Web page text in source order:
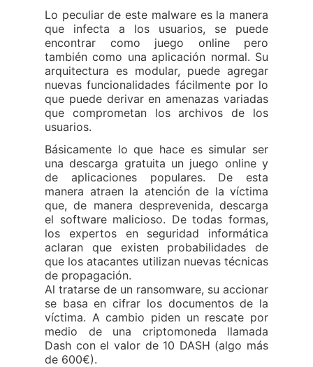
Lo peculiar de este malware es la manera
que infecta a los usuarios, se puede
encontrar como juego online pero
también como una aplicación normal. Su
arquitectura es modular, puede agregar
nuevas funcionalidades fácilmente por lo
que puede derivar en amenazas variadas
que comprometan los archivos de los
usuarios.
Básicamente lo que hace es simular ser
una descarga gratuita un juego online y
de aplicaciones populares. De esta
manera atraen la atención de la víctima
que, de manera desprevenida, descarga
el software malicioso. De todas formas,
los expertos en seguridad informática
aclaran que existen probabilidades de
que los atacantes utilizan nuevas técnicas
de propagación.
Al tratarse de un ransomware, su accionar
se basa en cifrar los documentos de la
víctima. A cambio piden un rescate por
medio de una criptomoneda llamada
Dash con el valor de 10 DASH (algo más
de 600€).